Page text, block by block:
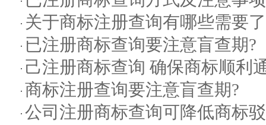
关于商标注册查询有哪些需要
已注册商标查询要注意盲查期?
己注册商标查询 确保商标顺利
商标注册查询要注意盲查期?
公司注册商标查询可降低商标